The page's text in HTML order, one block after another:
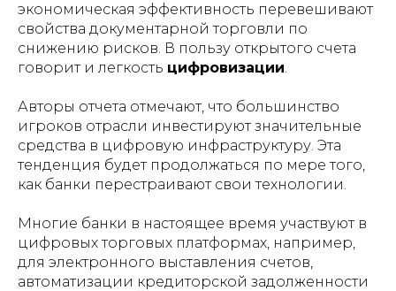
экономическая эффективность перевешивают
свойства документарной торговли по
снижению рисков. В пользу открытого счета
говорит и легкость цифровизации.
Авторы отчета отмечают, что большинство
игроков отрасли инвестируют значительные
средства в цифровую инфраструктуру. Эта
тенденция будет продолжаться по мере того,
как банки перестраивают свои технологии.
Многие банки в настоящее время участвуют в
цифровых торговых платформах, например,
для электронного выставления счетов,
автоматизации кредиторской задолженности